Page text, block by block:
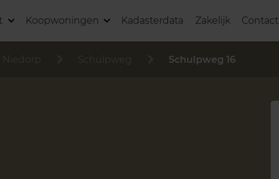
Koopwoningen Kadasterdata Zakelijk Contact
Niedorp Schulpweg Schulpweg 16